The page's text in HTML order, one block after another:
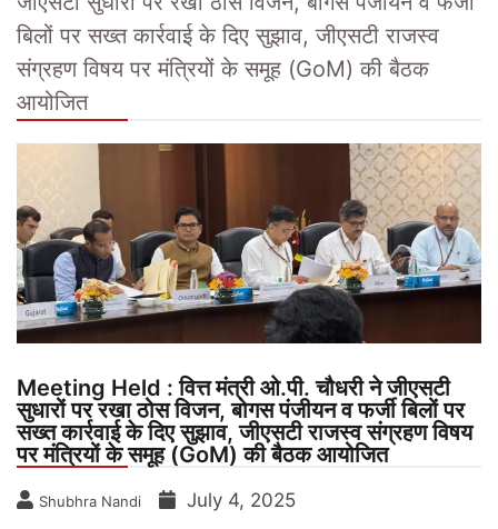
बिलों पर सख्त कार्रवाई के दिए सुझाव, जीएसटी राजस्व
संग्रहण विषय पर मंत्रियों के समूह (GoM) की बैठक
आयोजित
Meeting Held : वित्त मंत्री ओ.पी. चौधरी ने जीएसटी
सुधारों पर रखा ठोस विजन, बोगस पंजीयन व फर्जी बिलों पर
सख्त कार्रवाई के दिए सुझाव, जीएसटी राजस्व संग्रहण विषय
पर मंत्रियों के समूह (GoM) की बैठक आयोजित
Shubhra Nandi July 4, 2025